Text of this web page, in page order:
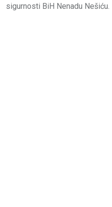
sigurnosti BiH Nenadu Nešiću.